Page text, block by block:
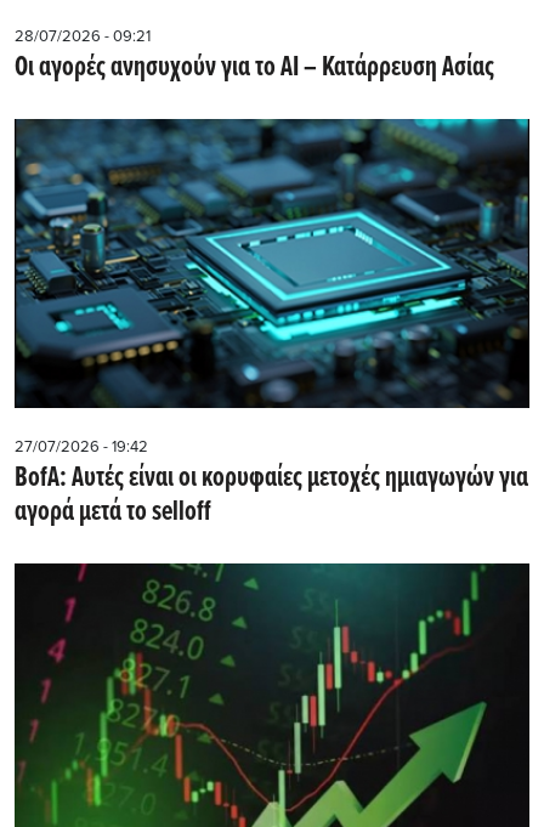
28/07/2026 - 09:21
Οι αγορές ανησυχούν για το AI – Κατάρρευση Ασίας
27/07/2026 - 19:42
BofA: Αυτές είναι οι κορυφαίες μετοχές ημιαγωγών για
αγορά μετά το selloff